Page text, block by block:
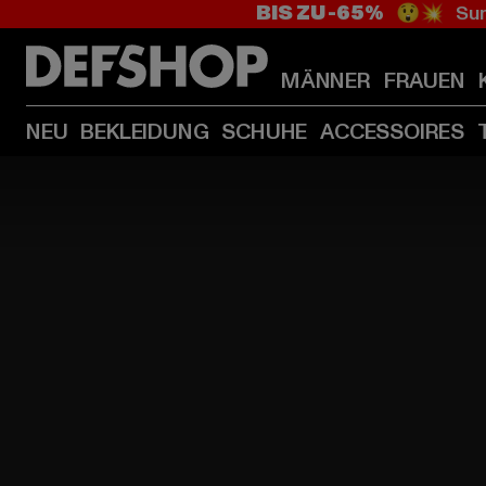
BIS ZU -65% 😲💥
MÄNNER FRAUEN
NEU BEKLEIDUNG SCHUHE ACCESSOIRES